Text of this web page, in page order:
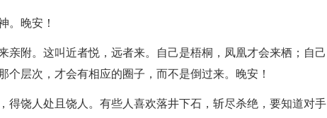
。晚安！
亲附。这叫近者悦，远者来。自己是梧桐，凤凰才会来栖；自己
个层次，才会有相应的圈子，而不是倒过来。晚安！
得饶人处且饶人。有些人喜欢落井下石，斩尽杀绝，要知道对手